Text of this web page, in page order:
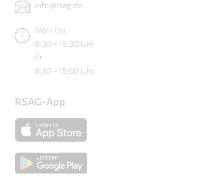
info@rsag.de
Mo – Do
8:30 – 16:30 Uhr
Fr
8:30 – 15:00 Uhr
RSAG-App